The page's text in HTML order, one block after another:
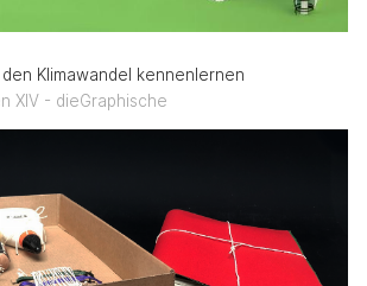
Klimawandel kennenlernen
XIV - dieGraphische